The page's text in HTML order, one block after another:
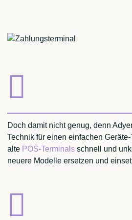
Doch damit nicht genug, denn
Technik für einen einfachen
alte POS-Terminals schnell und
neuere Modelle ersetzen und